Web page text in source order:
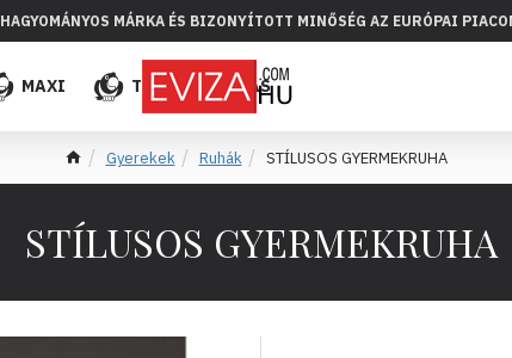
HAGYOMÁNYOS MÁRKA ÉS BIZONYÍTOTT MINŐSÉG AZ EURÓPAI
MAXI TÖBB ELADÁS
Gyerekek Ruhák STÍLUSOS GYERMEKRUHA
STÍLUSOS GYERMEKRUHA